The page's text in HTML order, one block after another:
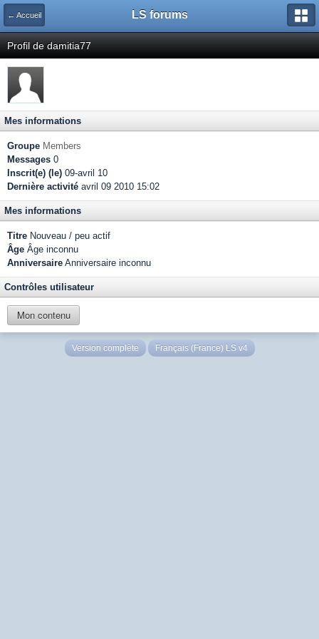
← Accueil LS forums
Profil de damitia77
Mes informations
Groupe Members
Messages 0
Inscrit(e) (le) 09-avril 10
Dernière activité avril 09 2010 15:02
Mes informations
Titre Nouveau / peu actif
Âge Âge inconnu
Anniversaire Anniversaire inconnu
Contrôles utilisateur
Mon contenu
Version complète Français (France) LS v4